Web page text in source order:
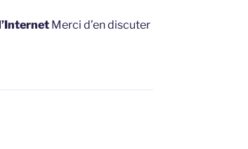
Merci d’en discuter